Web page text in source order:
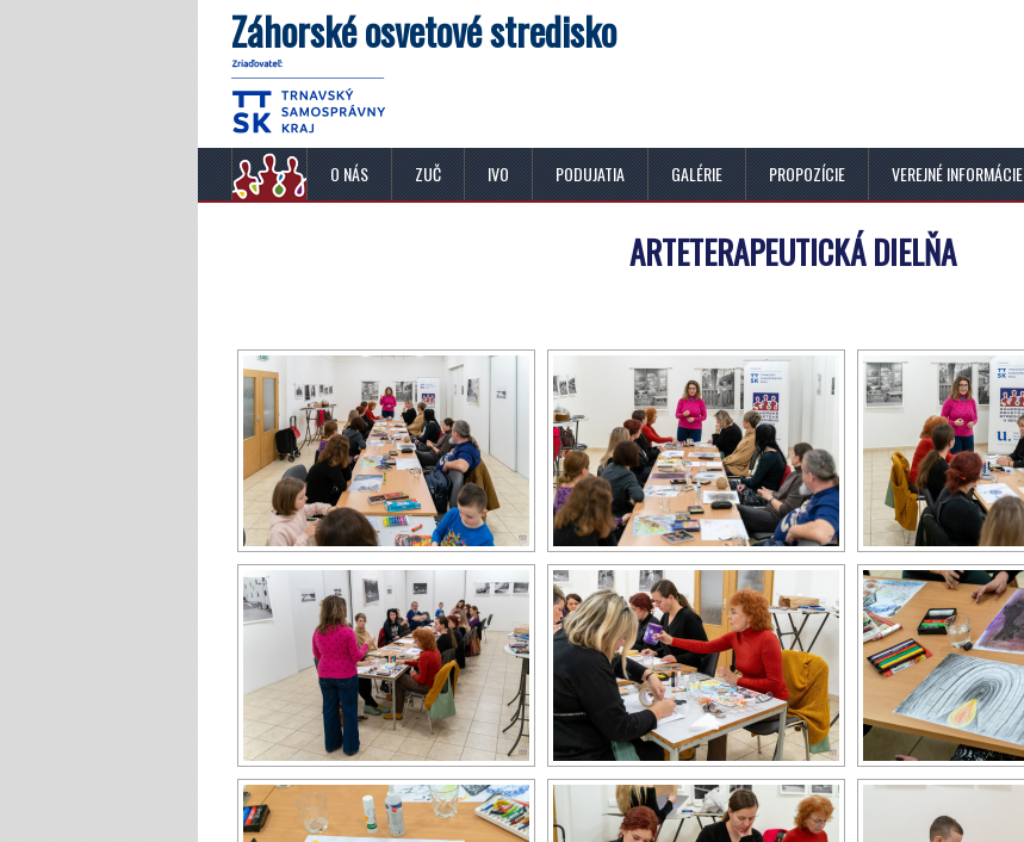
Záhorské osvetové stredisko
O NÁS ZUČ IVO PODUJATIA GALÉRIE PROPOZÍCIE VEREJNÉ INFORMÁCIE
ARTETERAPEUTICKÁ DIELŇA